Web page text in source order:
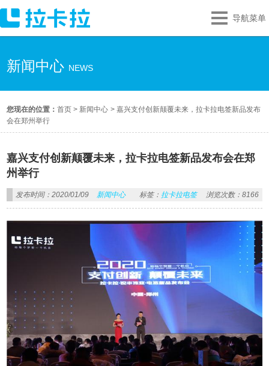
导航菜单
新闻中心 NEWS
您现在的位置：首页 > 新闻中心 >嘉兴支付创新颠覆未来，拉卡拉电签新品发布
会在郑州举行
嘉兴支付创新颠覆未来，拉卡拉电签新品发布会在郑
州举行
发布时间：2020/01/09 新闻中心 标签： 拉卡拉电签 浏览次数：8166